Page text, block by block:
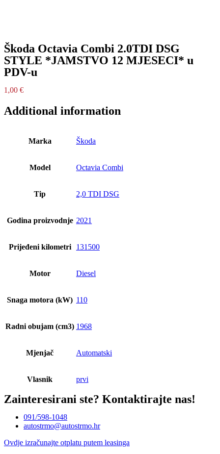
Škoda Octavia Combi 2.0TDI DSG
STYLE *JAMSTVO 12 MJESECI* u
PDV-u
1,00 €
Additional information
Marka Škoda
Model Octavia Combi
Tip 2,0 TDI DSG
Godina proizvodnje 2021
Prijeđeni kilometri 131500
Motor Diesel
Snaga motora (kW) 110
Radni obujam (cm3) 1968
Mjenjač Automatski
Vlasnik prvi
Zainteresirani ste? Kontaktirajte nas!
091/598-1048
autostrmo@autostrmo.hr
Ovdje izračunajte otplatu putem leasinga